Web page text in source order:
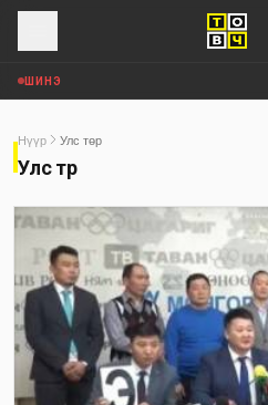
ШИНЭ
Нүүр Улс төр
Улс төр